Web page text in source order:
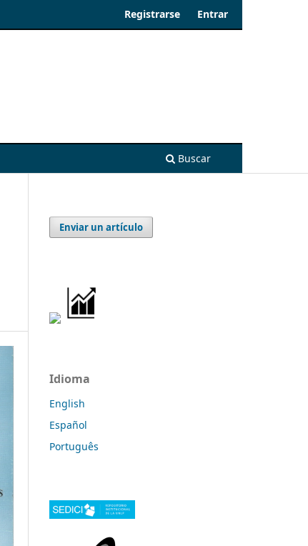
Buscar
Registrarse Entrar
Enviar un artículo
Idioma
English
Español
Português